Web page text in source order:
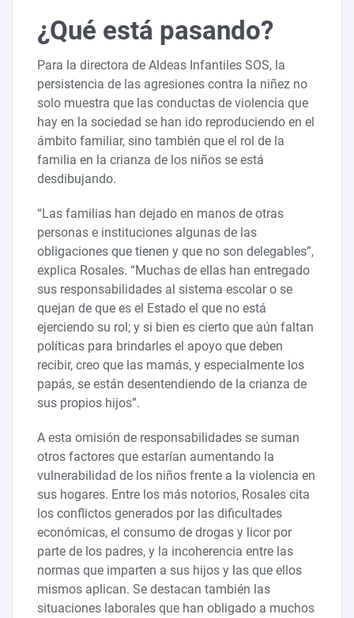
¿Qué está pasando?
Para la directora de Aldeas Infantiles SOS, la
persistencia de las agresiones contra la niñez no
solo muestra que las conductas de violencia que
hay en la sociedad se han ido reproduciendo en el
ámbito familiar, sino también que el rol de la
familia en la crianza de los niños se está
desdibujando.
“Las familias han dejado en manos de otras
personas e instituciones algunas de las
obligaciones que tienen y que no son delegables”,
explica Rosales. “Muchas de ellas han entregado
sus responsabilidades al sistema escolar o se
quejan de que es el Estado el que no está
ejerciendo su rol; y si bien es cierto que aún faltan
políticas para brindarles el apoyo que deben
recibir, creo que las mamás, y especialmente los
papás, se están desentendiendo de la crianza de
sus propios hijos”.
A esta omisión de responsabilidades se suman
otros factores que estarían aumentando la
vulnerabilidad de los niños frente a la violencia en
sus hogares. Entre los más notorios, Rosales cita
los conflictos generados por las dificultades
económicas, el consumo de drogas y licor por
parte de los padres, y la incoherencia entre las
normas que imparten a sus hijos y las que ellos
mismos aplican. Se destacan también las
situaciones laborales que han obligado a muchos